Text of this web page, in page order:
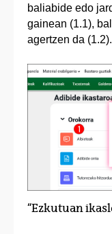
baliabide edo
gainean (1.1),
agertzen da (1.2).
“Ezkutuan